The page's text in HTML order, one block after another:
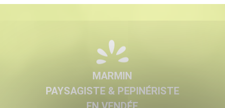
MARMIN
PAYSAGISTE & PEPINÉRISTE